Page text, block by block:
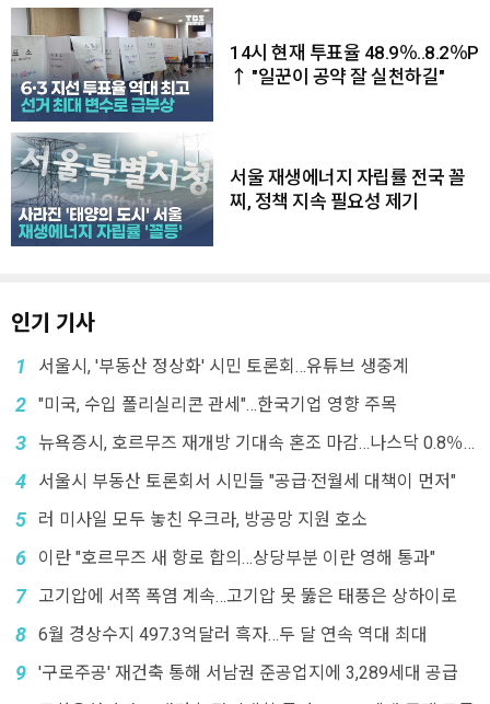
14시 현재 투표율 48.9％..8.2％P
↑ "일꾼이 공약 잘 실천하길"
서울 재생에너지 자립률 전국 꼴
찌, 정책 지속 필요성 제기
인기 기사
1 서울시, '부동산 정상화' 시민 토론회…유튜브 생중계
2 "미국, 수입 폴리실리콘 관세"…한국기업 영향 주목
3
뉴욕증시, 호르무즈 재개방 기대속 혼조 마감…나스닥 0.8％
4 서울시 부동산 토론회서 시민들 "공급·전월세 대책이 먼저"
5 러 미사일 모두 놓친 우크라, 방공망 지원 호소
6 이란 "호르무즈 새 항로 합의…상당부분 이란 영해 통과"
7 고기압에 서쪽 폭염 계속…고기압 못 뚫은 태풍은 상하이로
8 6월 경상수지 497.3억달러 흑자…두 달 연속 역대 최대
9 '구로주공' 재건축 통해 서남권 준공업지에 3,289세대 공급